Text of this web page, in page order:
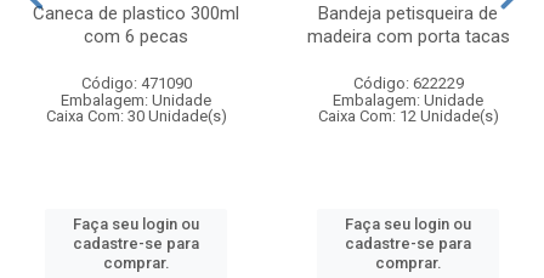
Caneca de plastico 300ml
com 6 pecas
Código: 471090
Embalagem: Unidade
Caixa Com: 30 Unidade(s)
Faça seu login ou
cadastre-se para
comprar.
Bandeja petisqueira de
madeira com porta tacas
Código: 622229
Embalagem: Unidade
Caixa Com: 12 Unidade(s)
Faça seu login ou
cadastre-se para
comprar.